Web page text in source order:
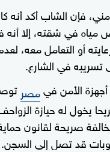
فإن الشاب أكد أنه
مياه في شقته، إلا
أو التعامل معه،
تسريبه في الشارع.
الأمن فيمصر
يخول له حيازة
صريحة لقانون حماية
قد تصل إلى السجن.